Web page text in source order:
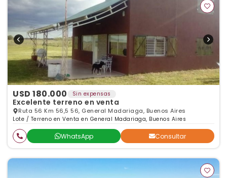
USD 180.000 Sin expensas
Excelente terreno en venta
Ruta 56 Km 56,5 56, General Madariaga, Buenos Aires
Lote / Terreno en Venta en General Madariaga, Buenos Aires
WhatsApp Consultar